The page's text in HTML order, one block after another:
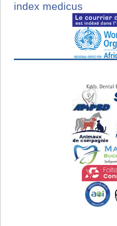
index medicus